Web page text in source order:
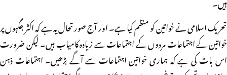
تحریک اسلامی نے خواتین کو منظم کیا ہے۔ اور آج صورتحال یہ ہے کہ اکثر جگہوں پر
خواتین کے اجتماعات مردوں کے اجتماعات سے زیادہ کامیاب ہیں۔ لیکن ضرورت
اس بات کی ہے کہ ہماری خواتین اجتماعات سے آگے بڑھیں۔ اجتماعات ذہن